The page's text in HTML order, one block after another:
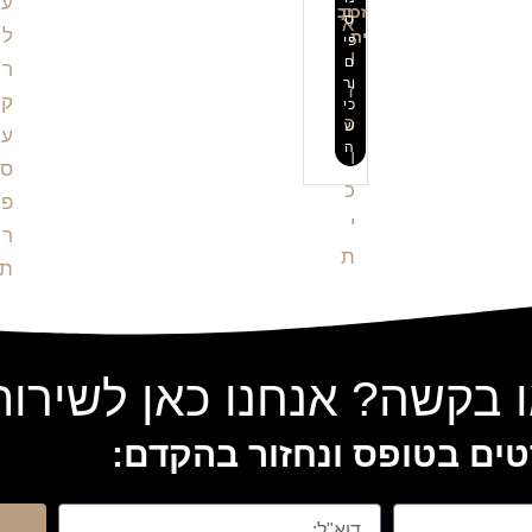
זכוכ
ית
ס
פי
ם
ור
כי
ש
ה
בקשה? אנחנו כאן
בטופס ונחזור בהקדם: